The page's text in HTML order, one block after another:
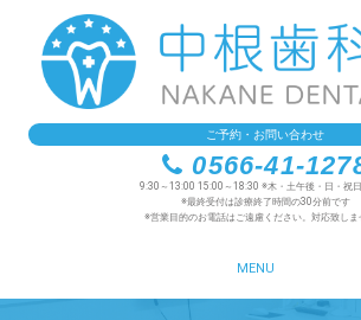
ご予約・お問い合わせ
0566-41-
9:30～13:00 15:00～18:30 ※木・土午後・日・祝日
※最終受付は診療終了時間の30分前です
※営業目的のお電話はご遠慮ください。対応致しま
MENU